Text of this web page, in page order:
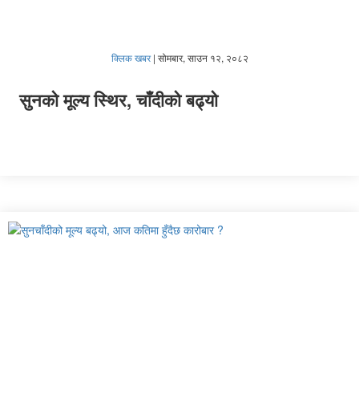
क्लिक खबर| सोमबार, साउन १२, २०८२
सुनको मूल्य स्थिर, चाँदीको बढ्यो